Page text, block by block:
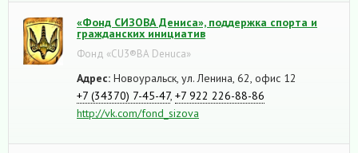
«Фонд СИЗОВА Дениса», поддержка спорта и
гражданских инициатив
Фонд «CU3®BА Deнuса»
Адрес: Новоуральск, ул. Ленина, 62, офис 12
+7 (34370) 7-45-47, +7 922 226-88-86
http://vk.com/fond_sizova